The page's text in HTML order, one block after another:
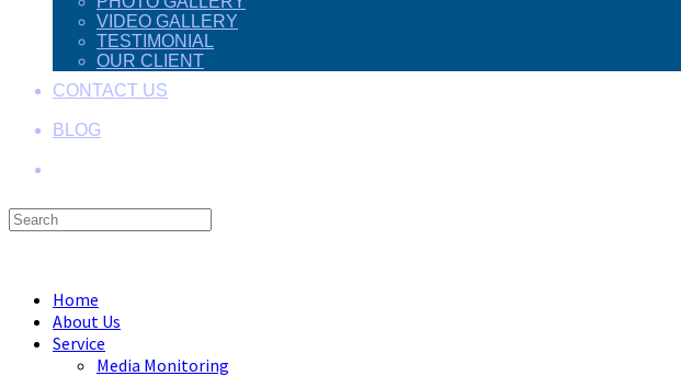
VIDEO GALLERY
TESTIMONIAL
OUR CLIENT
CONTACT US
BLOG
Search
Home
About Us
Service
Media Monitoring